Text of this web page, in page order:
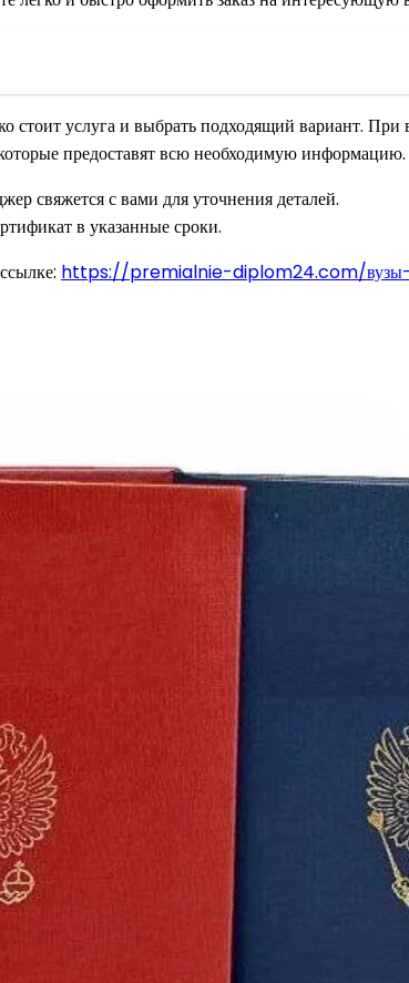
стоит услуга и выбрать подходящий вариант.
предоставят всю необходимую информацию.
свяжется с вами для уточнения деталей.
в указанные сроки.
https://premialnie-diplom24.com/вузы-